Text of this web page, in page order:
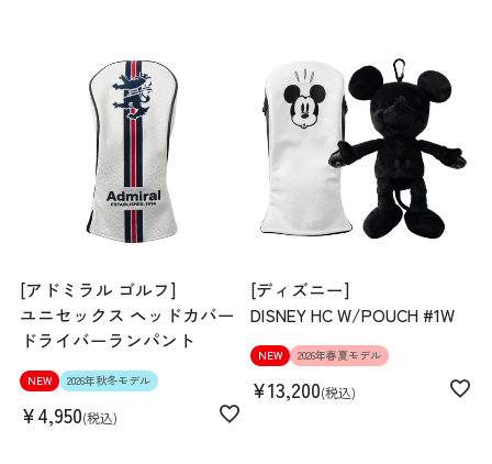
[アドミラル ゴルフ]
ユニセックス ヘッドカバー
ドライバーランパント
NEW 2026年秋冬モデル
¥4,950 税込
[ディズニー]
DISNEY HC W/POUCH #1W
NEW 2026年春夏モデル
¥13,200 税込